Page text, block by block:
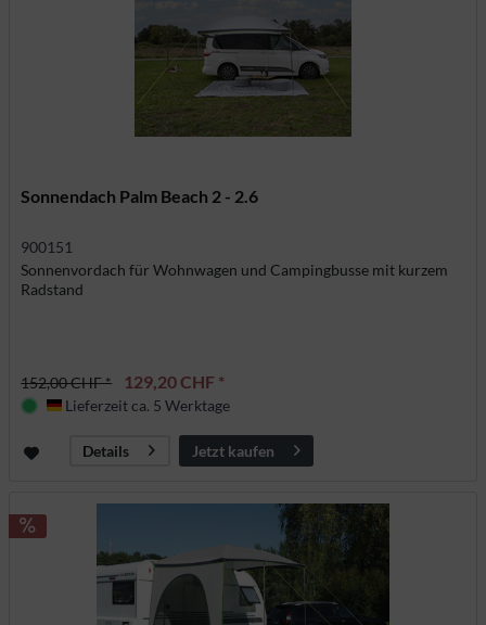
Sonnendach Palm Beach 2 - 2.6
900151
Sonnenvordach für Wohnwagen und Campingbusse mit kurzem
Radstand
152,00 CHF * 129,20 CHF *
Deutschland
Lieferzeit ca. 5 Werktage
Details Jetzt kaufen